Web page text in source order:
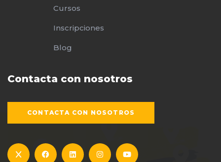
Cursos
Inscripciones
Blog
Contacta con nosotros
CONTACTA CON NOSOTROS